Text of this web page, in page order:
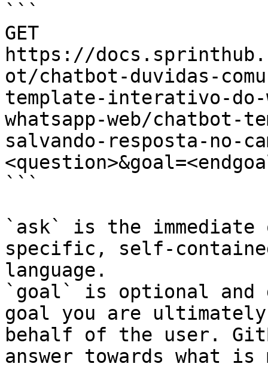
```
GET
https://
ot/chatbot-duvidas-
template-interativo-
whatsapp-web/chatbot-
salvando-resposta-no-
```
`ask` is the
specific, self-
language.
`goal` is optional and
goal you are
behalf of the user.
answer towards what